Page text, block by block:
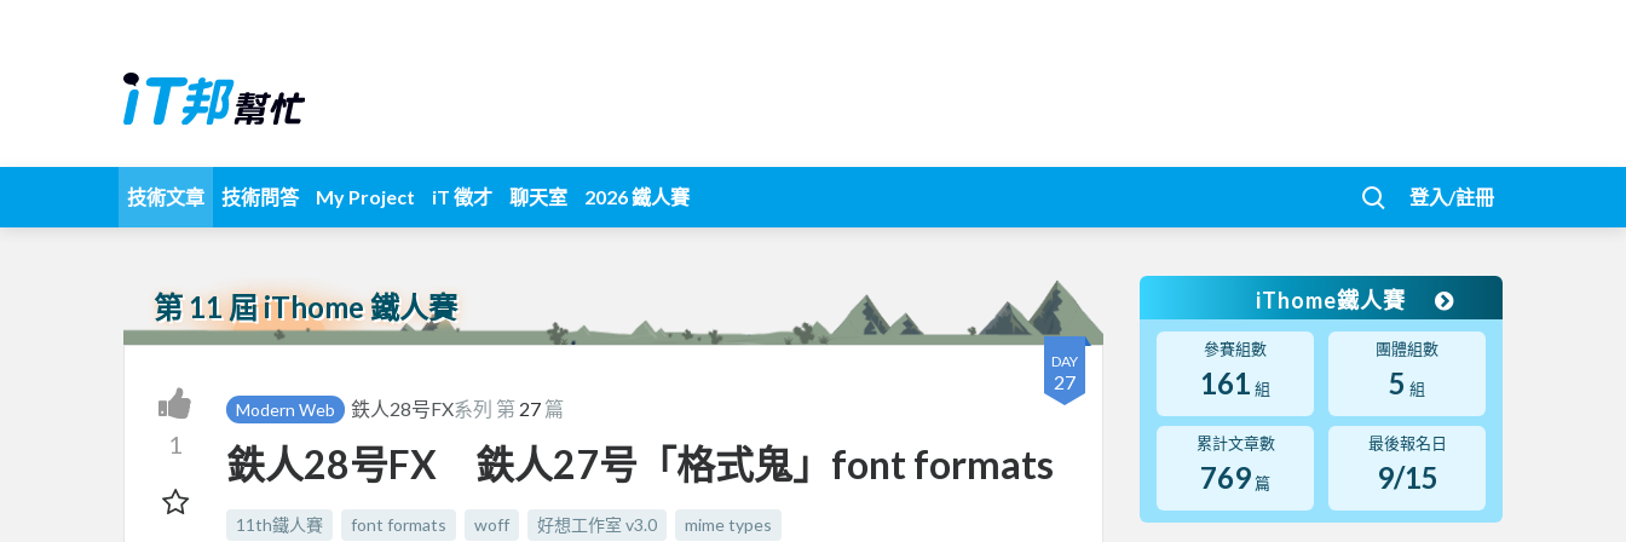
技術文章 技術問答 My Project iT 徵才 聊天室 2026 鐵人賽 登入/註冊
第 11 屆 iThome 鐵人賽
DAY
27
1
Modern Web 鉄人28号FX系列 第 27 篇
鉄人28号FX 鉄人27号「格式鬼」font formats
11th鐵人賽 font formats woff 好想工作室 v3.0 mime types
iThome鐵人賽
參賽組數
161 組
團體組數
5 組
累計文章數
769 篇
最後報名日
9/15